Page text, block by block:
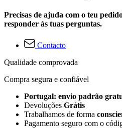
Precisas de ajuda com o teu
responder às tuas perguntas.
Contacto
Qualidade comprovada
Compra segura e confiável
Portugal: envio padrão
Devoluções Grátis
Trabalhamos de forma
Pagamento seguro com o